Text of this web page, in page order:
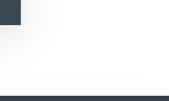
Аренда кресла